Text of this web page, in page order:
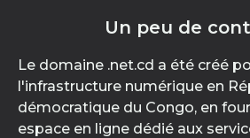
Un peu de
Le domaine .net.cd a été créé
l'infrastructure numérique en
démocratique du Congo, en
espace en ligne dédié aux